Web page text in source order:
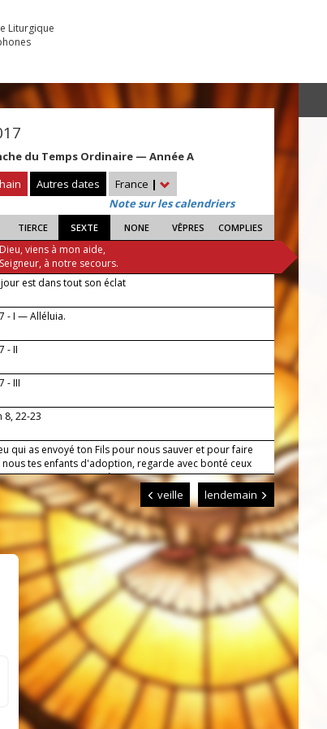
Liturgique
du Temps Ordinaire — Année A
Autres dates France |
Note sur les calendriers
TIERCE SEXTE NONE VÊPRES COMPLIES
viens à mon aide,
à notre secours.
jour est dans tout son éclat
- I — Alléluia.
- II
- III
8, 22-23
qui as envoyé ton Fils pour nous sauver et pour faire
nous tes enfants d'adoption, regarde avec bonté ceux
tu aimes comme un père ; puisque nous croyons au
accorde-nous la vraie liberté et la vie éternelle.
veille lendemain